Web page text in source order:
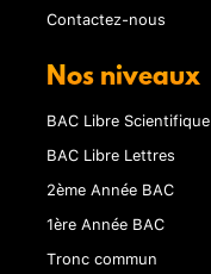
Contactez-nous
Nos niveaux
BAC Libre Scientifique
BAC Libre Lettres
2ème Année BAC
1ère Année BAC
Tronc commun